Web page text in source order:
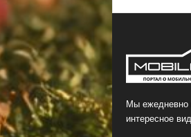
Мы ежедневно
интересное